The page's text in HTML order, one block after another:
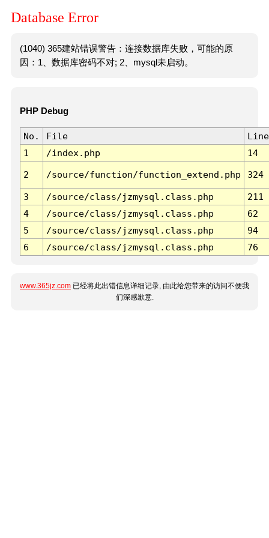
Database Error
(1040) 365建站错误警告：连接数据库失败，可能的原
因：1、数据库密码不对; 2、mysql未启动。
PHP Debug
No. File
Line
1
/index.php 14
2 /source/function/function_extend.php 324
3 /source/class/jzmysql.class.php
211
4
/source/class/jzmysql.class.php
62
5
/source/class/jzmysql.class.php
94
6
/source/class/jzmysql.class.php 76
www.365jz.com 已经将此出错信息详细记录, 由此给您带来的访问不便我
们深感歉意.